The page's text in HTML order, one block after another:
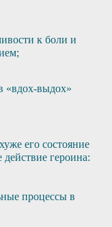
к боли и
«вдох-выдох»
его состояние
действие героина:
процессы в